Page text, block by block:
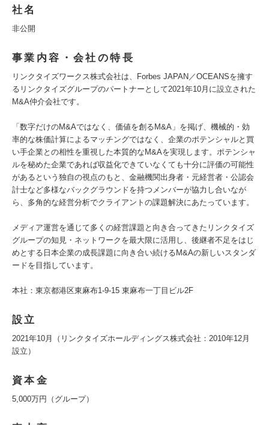
社名
非公開
事業内容・会社の特長
リンクタイズワークス株式会社は、Forbes JAPAN／OCEANSを擁す
るリンクタイズグループのパートナーとして2021年10月に設立された
M&A仲介会社です。
「数字だけのM&Aではなく、価値を創るM&A」を掲げ、機械的・効
率的な株価計算によるマッチングではなく、企業のポテンシャルと買
い手企業との相性を重視した本質的なM&Aを実現します。ポテンシャ
ルを秘めた企業であれば収益化できていなくても十分に評価の可能性
があるという独自の視点のもと、金融機関出身者・元経営者・公認会
計士など多様なバックグラウンドを持つメンバーが協力し合いなが
ら、多角的な経営分析でクライアントの課題解決にあたっています。
メディア運営を通じて多くの経営課題と向き合ってきたリンクタイズ
グループの知見・ネットワークを最大限に活用し、後継者不足をはじ
めとする日本企業の成長課題に向き合い続けるM&Aの新しいスタンダ
ードを目指しています。
本社：東京都港区東麻布1-9-15 東麻布一丁目ビル2F
設立
2021年10月（リンクタイズホールディングス株式会社：2010年12月
設立）
資本金
5,000万円（グループ）